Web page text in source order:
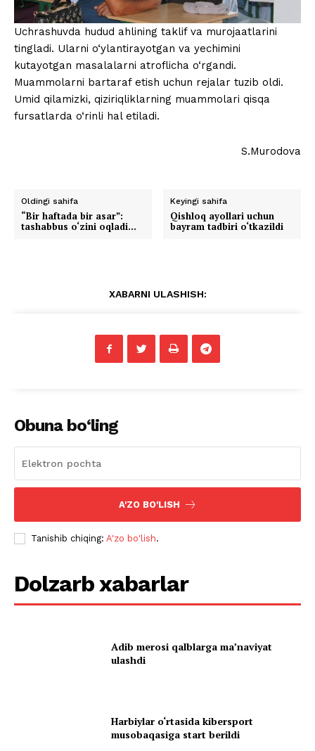
Uchrashuvda hudud ahlining taklif va murojaatlarini
tingladi. Ularni o‘ylantirayotgan va yechimini
kutayotgan masalalarni atroflicha o‘rgandi.
Muammolarni bartaraf etish uchun rejalar tuzib oldi.
Umid qilamizki, qiziriqliklarning muammolari qisqa
fursatlarda o‘rinli hal etiladi.
S.Murodova
Oldingi sahifa
“Bir haftada bir asar”:
tashabbus o‘zini oqladi…
Keyingi sahifa
Qishloq ayollari uchun
bayram tadbiri o‘tkazildi
XABARNI ULASHISH:
Obuna bo‘ling
A'ZO BO'LISH
Tanishib chiqing: A'zo bo'lish.
Dolzarb xabarlar
Adib merosi qalblarga maʼnaviyat
ulashdi
Harbiylar o‘rtasida kibersport
musobaqasiga start berildi